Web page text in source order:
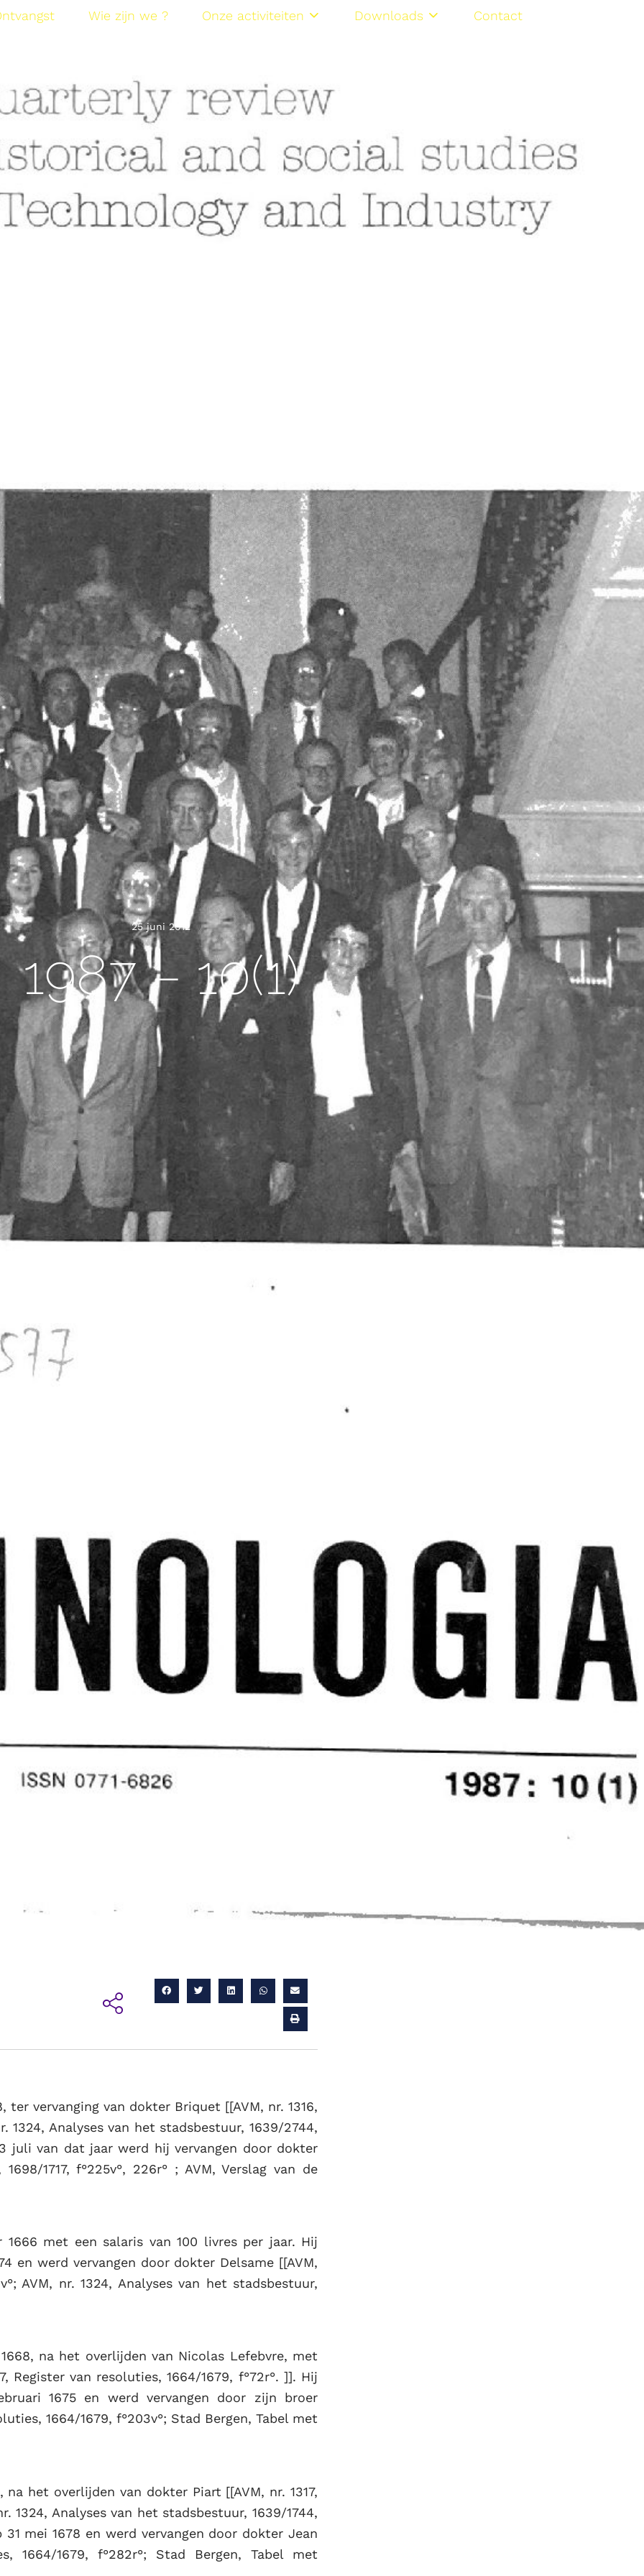
Wie zijn we ? Onze activiteiten Downloads Contact
25 juni 2012
1987 – 10(1)
vervanging van dokter Briquet [[AVM, nr. 1316,
1324, Analyses van het stadsbestuur, 1639/2744,
juli van dat jaar werd hij vervangen door dokter
1717, f°225v°, 226r° ; AVM, Verslag van de
met een salaris van 100 livres per jaar. Hij
werd vervangen door dokter Delsame [[AVM,
AVM, nr. 1324, Analyses van het stadsbestuur,
na het overlijden van Nicolas Lefebvre, met
Register van resoluties, 1664/1679, f°72r°. ]]. Hij
1675 en werd vervangen door zijn broer
1664/1679, f°203v°; Stad Bergen, Tabel met
het overlijden van dokter Piart [[AVM, nr. 1317,
1324, Analyses van het stadsbestuur, 1639/1744,
mei 1678 en werd vervangen door dokter Jean
1664/1679, f°282r°; Stad Bergen, Tabel met